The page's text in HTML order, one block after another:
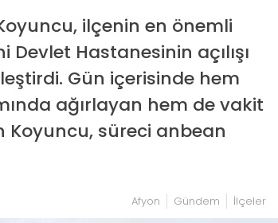
ilçenin en önemli
Devlet Hastanesinin açılışı
Gün içerisinde hem
ağırlayan hem de vakit
süreci anbean
Afyon Gündem İlçeler